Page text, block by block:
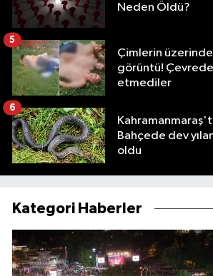
Neden Öldü?
Çimlerin
görüntü!
etmediler
5
Bahçede dev
oldu
6
Kategori Haberler